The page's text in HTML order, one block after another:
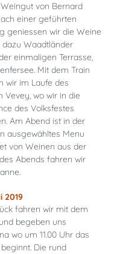
von Bernard
einer geführten
geniessen wir die Weine
Waadtländer
einmaligen Terrasse,
Mit dem Train
wir im Laufe des
Vevey, wo wir in die
des Volksfestes
Am Abend ist in der
ausgewähltes Menu
von Weinen aus der
Abends fahren wir
2019
fahren wir mit dem
begeben uns
wo um 11.00 Uhr das
Die rund